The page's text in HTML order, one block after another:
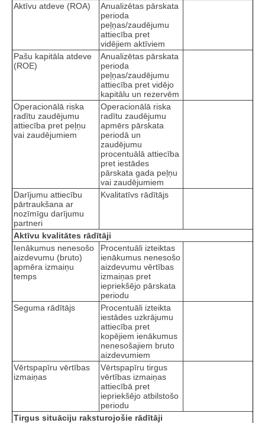
Aktīvu atdeve (ROA)
Anualizētas pārskata
perioda
peļņas/zaudējumu
attiecība pret
vidējiem aktīviem
Pašu kapitāla atdeve
(ROE)
Anualizētas pārskata
perioda
peļņas/zaudējumu
attiecība pret vidējo
kapitālu un rezervēm
Operacionālā riska
radītu zaudējumu
attiecība pret peļņu
vai zaudējumiem
Operacionālā riska
radītu zaudējumu
apmērs pārskata
periodā un
zaudējumu
procentuālā attiecība
pret iestādes
pārskata gada peļņu
vai zaudējumiem
Darījumu attiecību
pārtraukšana ar
nozīmīgu darījumu
partneri
Kvalitatīvs rādītājs
Aktīvu kvalitātes rādītāji
Ienākumus nenesošo
aizdevumu (bruto)
apmēra izmaiņu
temps
Procentuāli izteiktas
ienākumus nenesošo
aizdevumu vērtības
izmaiņas pret
iepriekšējo pārskata
periodu
Seguma rādītājs
Procentuāli izteikta
iestādes uzkrājumu
attiecība pret
kopējiem ienākumus
nenesošajiem bruto
aizdevumiem
Vērtspapīru vērtības
izmaiņas
Vērtspapīru tirgus
vērtības izmaiņas
attiecībā pret
iepriekšējo atbilstošo
periodu
Tirgus situāciju raksturojošie rādītāji